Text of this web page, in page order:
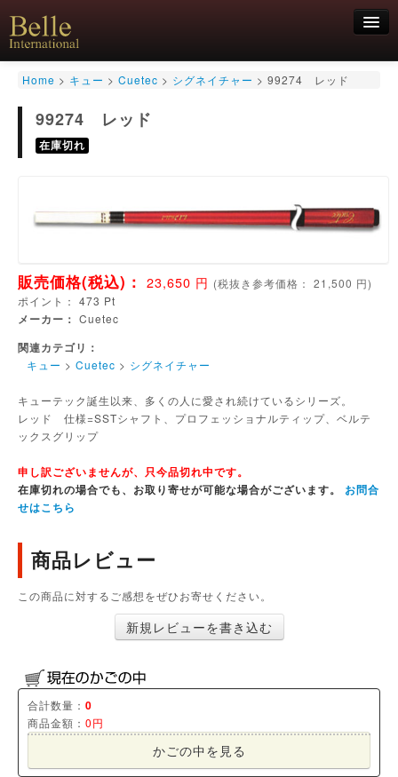
新規会員登録
HOME
キューケース
Home > キュー > Cuetec > シグネイチャー > 99274 レッド
99274 レッド
在庫切れ
販売価格(税込)： 23,650 円 (税抜き参考価格： 21,500 円)
ポイント： 473 Pt
メーカー： Cuetec
関連カテゴリ：
キュー > Cuetec > シグネイチャー
キューテック誕生以来、多くの人に愛され続けているシリーズ。
レッド 仕様=SSTシャフト、プロフェッショナルティップ、ベルテ
ックスグリップ
申し訳ございませんが、只今品切れ中です。
在庫切れの場合でも、お取り寄せが可能な場合がございます。 お問合
せはこちら
商品レビュー
この商品に対するご感想をぜひお寄せください。
新規レビューを書き込む
合計数量： 0
商品金額： 0円
かごの中を見る